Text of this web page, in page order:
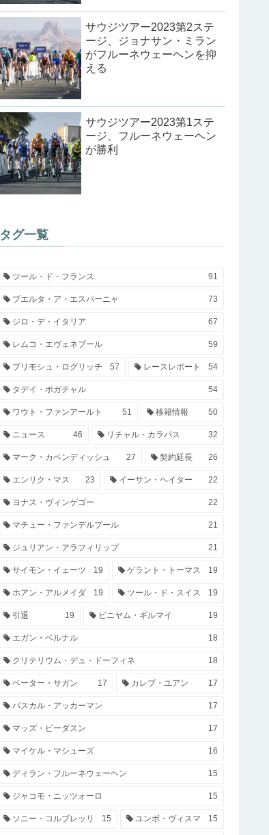
サウジツアー2023第2ステ
ージ、ジョナサン・ミラン
がフルーネウェーヘンを抑
える
サウジツアー2023第1ステ
ージ、フルーネウェーヘン
が勝利
タグ一覧
ツール・ド・フランス 91
ブエルタ・ア・エスパーニャ 73
ジロ・デ・イタリア 67
レムコ・エヴェネプール 59
プリモシュ・ログリッチ 57 レースレポート 54
タデイ・ポガチャル 54
ワウト・ファンアールト 51 移籍情報 50
ニュース 46 リチャル・カラパス 32
マーク・カベンディッシュ 27 契約延長 26
エンリク・マス 23 イーサン・ヘイター 22
ヨナス・ヴィンゲゴー 22
マチュー・ファンデルプール 21
ジュリアン・アラフィリップ 21
サイモン・イェーツ 19 ゲラント・トーマス 19
ホアン・アルメイダ 19 ツール・ド・スイス 19
引退 19 ビニヤム・ギルマイ 19
エガン・ベルナル 18
クリテリウム・デュ・ドーフィネ 18
ペーター・サガン 17 カレブ・ユアン 17
パスカル・アッカーマン 17
マッズ・ピーダスン 17
マイケル・マシューズ 16
ディラン・フルーネウェーヘン 15
ジャコモ・ニッツォーロ 15
ソニー・コルブレッリ 15 ユンボ・ヴィスマ 15